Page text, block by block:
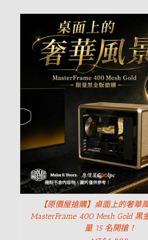
【原價屋搶購】桌面上的奢華
MasterFrame 400 Mesh Gold 黑
量 15 名開搶！